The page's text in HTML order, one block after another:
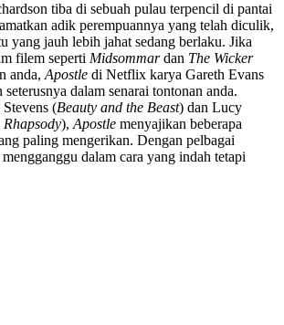
tiba di sebuah pulau terpencil di pantai
adik perempuannya yang telah diculik,
yang jauh lebih jahat sedang berlaku. Jika
filem seperti Midsommardan The Wicker
anda, Apostle di Netflix karya Gareth Evans
dalam senarai tontonan anda.
(Beauty and the Beast) dan Lucy
), Apostle menyajikan beberapa
paling mengerikan. Dengan pelbagai
mengganggu dalam cara yang indah tetapi